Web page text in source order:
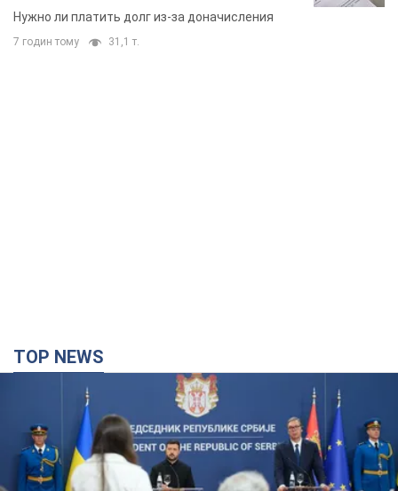
вынес неожиданное решение
Нужно ли платить долг из-за доначисления
7 годин тому 31,1 т.
TOP NEWS